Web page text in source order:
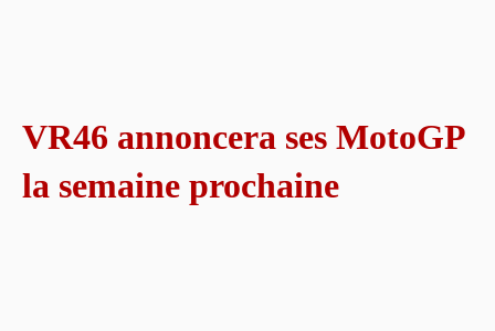
VR46 annoncera ses MotoGP
la semaine prochaine